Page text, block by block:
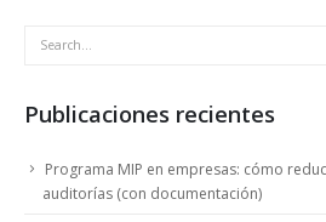
Publicaciones recientes
Programa MIP en empresas: cómo
auditorías (con documentación)